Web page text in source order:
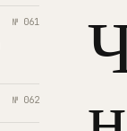
№ 061
№ 062